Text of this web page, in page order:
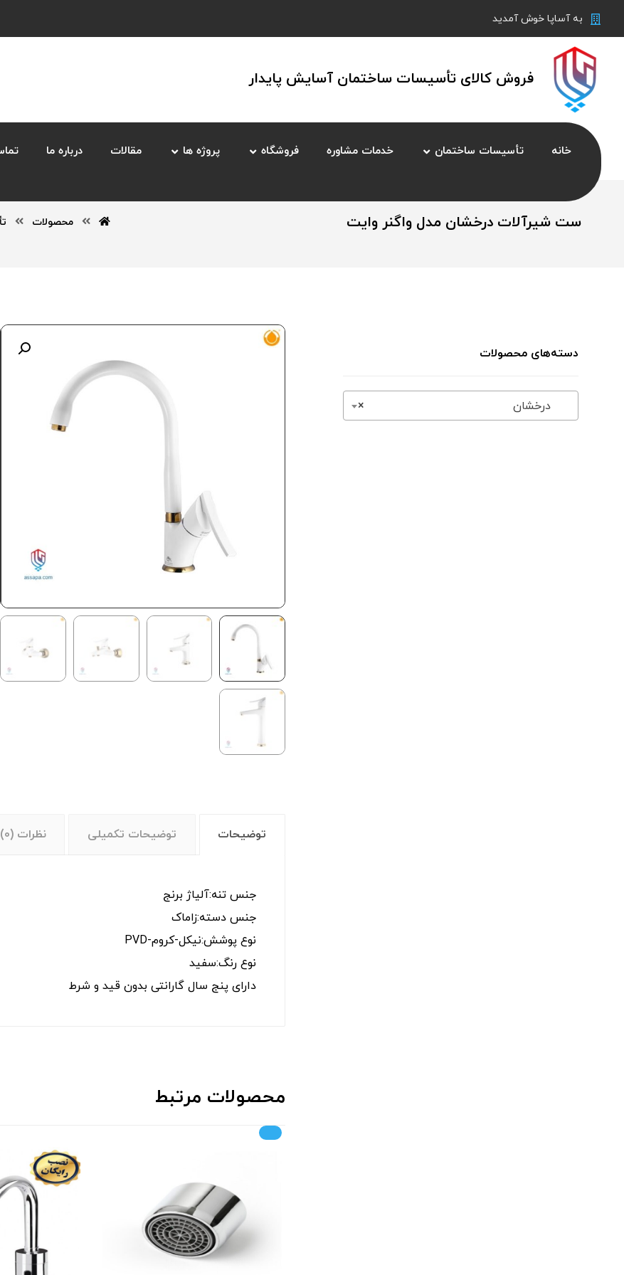
به آساپا خوش آمدید
فروش کالای تأسیسات ساختمان آسایش پایدار
خانه تأسیسات ساختمان خدمات مشاوره فروشگاه پروژه ها مقالات درباره ما
ست شیرآلات درخشان مدل واگنر وایت محصولات
توضیحات توضیحات تکمیلی نظرات (0)
جنس تنه:آلیاژ برنج
جنس دسته:زاماک
نوع پوشش:نیکل-کروم-PVD
نوع رنگ:سفید
دارای پنج سال گارانتی بدون قید و شرط
محصولات مرتبط
دسته‌های محصولات
× درخشان